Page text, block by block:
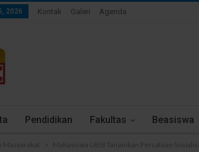
2026 Kontak Galeri Agenda
Pendidikan Fakultas Beasiswa
Masyarakat Mahasiswa UBSI Tanamkan Persatuan